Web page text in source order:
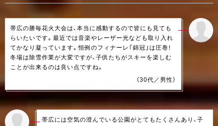
帯広の勝毎花火大会は、本当に感動するので皆にも見ても
らいたいです。最近では音楽やレーザー光なども取り入れ
てかなり凝っています。恒例のフィナーレ「錦冠」は圧巻！
冬場は除雪作業が大変ですが、子供たちがスキーを楽しむ
ことが出来るのは良い点ですね。
（30代／男性）
帯広には空気の澄んでいる公園がとてもたくさんあり、子